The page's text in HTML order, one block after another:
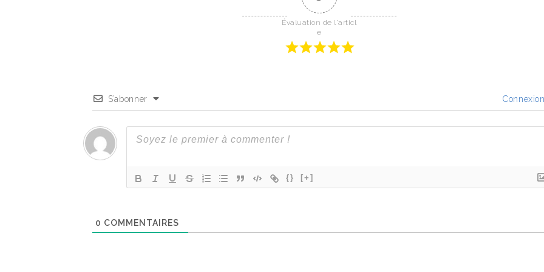
Évaluation de l'articl
e
S’abonner
{} [+]
0 COMMENTAIRES